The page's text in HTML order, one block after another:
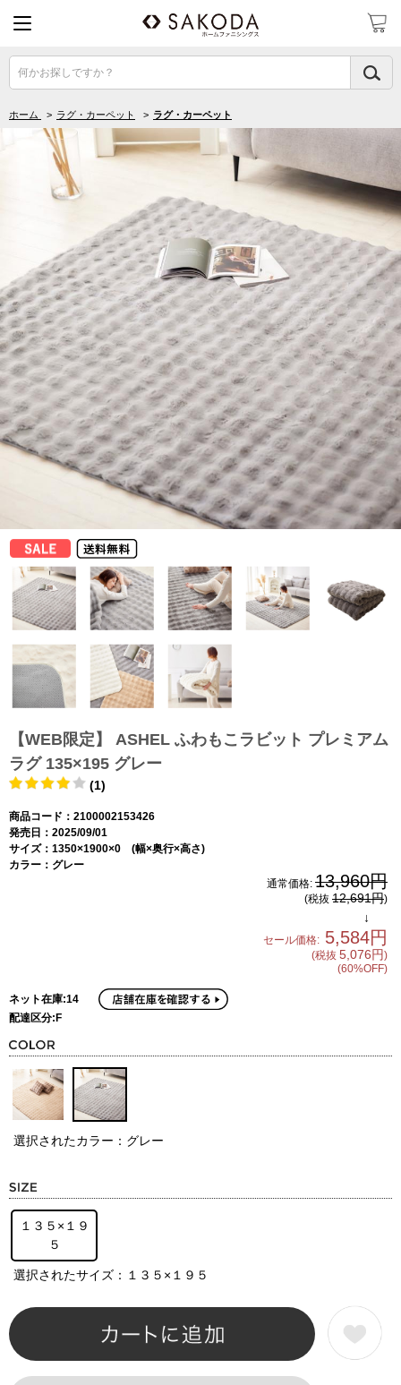
何かお探しですか？
ホーム > ラグ・カーペット > ラグ・カーペット
【WEB限定】 ASHEL ふわもこラビット プレミアム
ラグ 135×195 グレー
(1)
商品コード：2100002153426
発売日：2025/09/01
サイズ：1350×1900×0 (幅×奥行×高さ)
カラー：グレー
通常価格: 13,960円
(税抜 12,691円)
↓
セール価格: 5,584円
(税抜 5,076円)
(60%OFF)
ネット在庫:14
配達区分:F
選択されたカラー：グレー
１３５×１９
５
選択されたサイズ：１３５×１９５